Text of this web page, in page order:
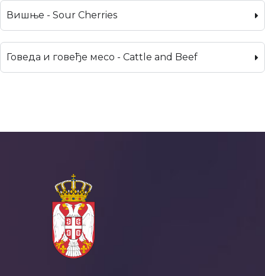
Вишње - Sour Cherries
Говеда и говеђе месо - Cattle and Beef